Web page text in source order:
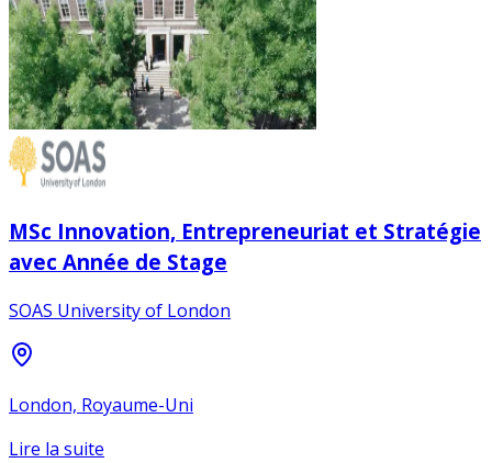
MSc Innovation, Entrepreneuriat et Stratégie
avec Année de Stage
SOAS University of London
London, Royaume-Uni
Lire la suite